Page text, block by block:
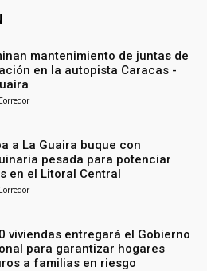
mantenimiento de juntas de
en la autopista Caracas -
a La Guaira buque con
pesada para potenciar
en el Litoral Central
viviendas entregará el Gobierno
para garantizar hogares
a familias en riesgo